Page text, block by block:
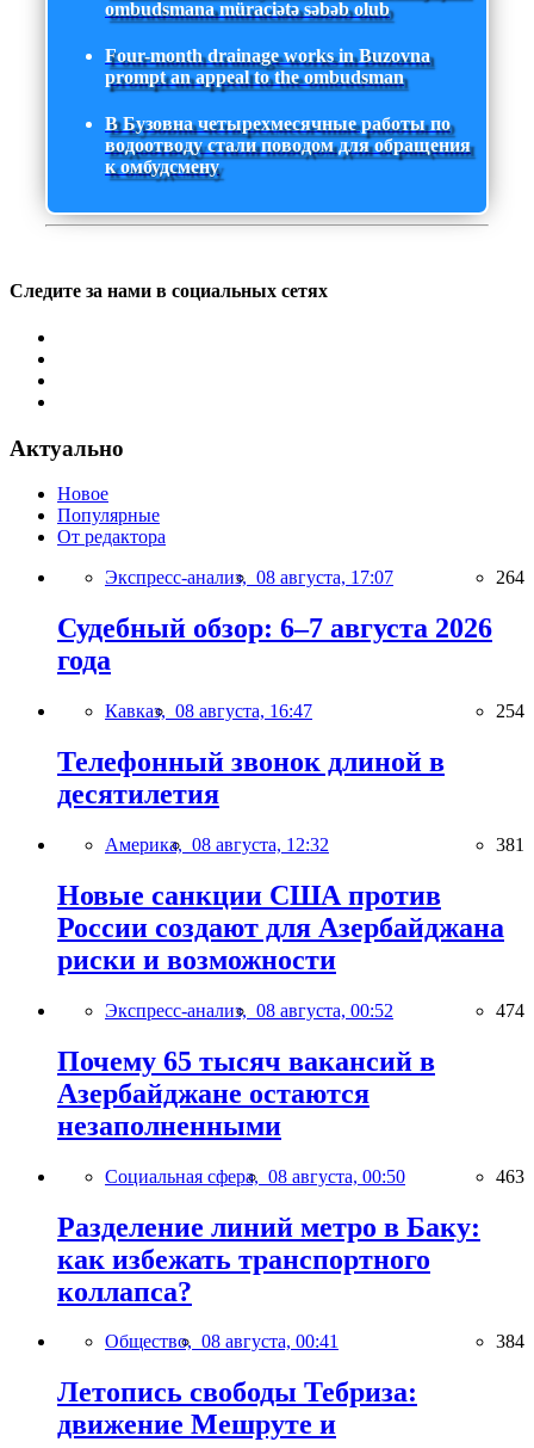
ombudsmana müraciətə səbəb olub
Four-month drainage works in Buzovna
prompt an appeal to the ombudsman
В Бузовна четырехмесячные работы по
водоотводу стали поводом для обращения
к омбудсмену
Следите за нами в социальных сетях
Актуально
Новое
Популярные
От редактора
Экспресс-анализ, 08 августа, 17:07 264
Судебный обзор: 6–7 августа 2026
года
Кавказ, 08 августа, 16:47 254
Телефонный звонок длиной в
десятилетия
Америка, 08 августа, 12:32 381
Новые санкции США против
России создают для Азербайджана
риски и возможности
Экспресс-анализ, 08 августа, 00:52 474
Почему 65 тысяч вакансий в
Азербайджане остаются
незаполненными
Социальная сфера, 08 августа, 00:50 463
Разделение линий метро в Баку:
как избежать транспортного
коллапса?
Общество, 08 августа, 00:41 384
Летопись свободы Тебриза:
движение Мешруте и